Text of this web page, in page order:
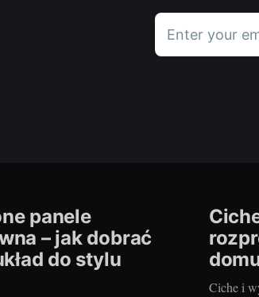
Enter your
panele
– jak dobrać
do stylu
Ciche i